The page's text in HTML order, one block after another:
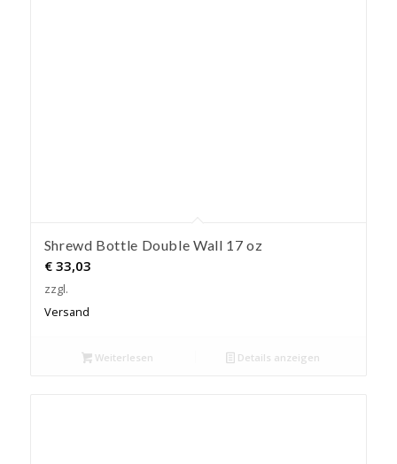
Shrewd Bottle Double Wall 17 oz
€33,03
zzgl.
Versand
Weiterlesen Details anzeigen